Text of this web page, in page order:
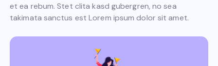
et ea rebum. Stet clita kasd gubergren, no sea
takimata sanctus est Lorem ipsum dolor sit amet.